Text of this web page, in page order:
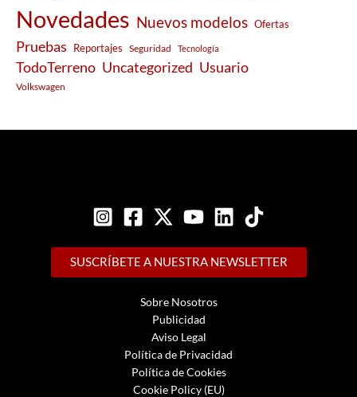
Novedades Nuevos modelos Ofertas
Pruebas Reportajes Seguridad Tecnología
TodoTerreno Uncategorized Usuario
Volkswagen
SUSCRÍBETE A NUESTRA NEWSLETTER
Sobre Nosotros
Publicidad
Aviso Legal
Política de Privacidad
Política de Cookies
Cookie Policy (EU)